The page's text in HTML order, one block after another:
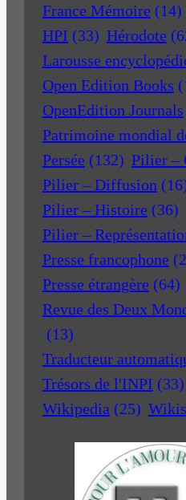
France Mémoire (14)
HPI (33) Hérodote
Larousse
Open Edition Books
OpenEdition Journals
Patrimoine mondial
Persée (132) Pilier –
Pilier – Diffusion
Pilier – Histoire (36)
Pilier –
Presse francophone
Presse étrangère (64)
Revue des Deux
(13)
Traducteur
Trésors de l'INPI (33)
Wikipedia (25)